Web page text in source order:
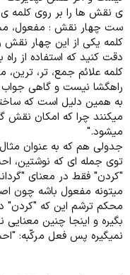
ی نقش ها را بر روی کلمه
ست چهار نقش : مفعول،
کلمه یکی از این چهار
دقت کنید که استفاده از
کلمه علائم جمع، تر، ترین،
راهگشا نیست و گاهی
به همین دلیل است که
میکنند چرا که امکان
میشود."
جدولی هم که به عنوان
توی جمله ای که نوشتین،
"کردن" فقط در معنای
میتونه مفعول باشه چون
محکم ترشم این که "کردن"
بگیره و اینجا چنین
نمیگیره پس فعل مرکّبه: